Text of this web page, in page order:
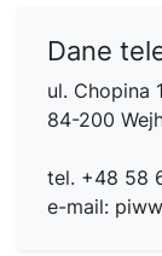
Dane
ul. Chopina
84-200
tel. +48 58
e-mail: